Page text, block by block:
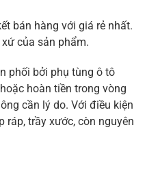
bán hàng với giá rẻ nhất.
của sản phẩm.
phối bởi phụ tùng ô tô
hoàn tiền trong vòng
cần lý do. Với điều kiện
ráp, trầy xước, còn nguyên